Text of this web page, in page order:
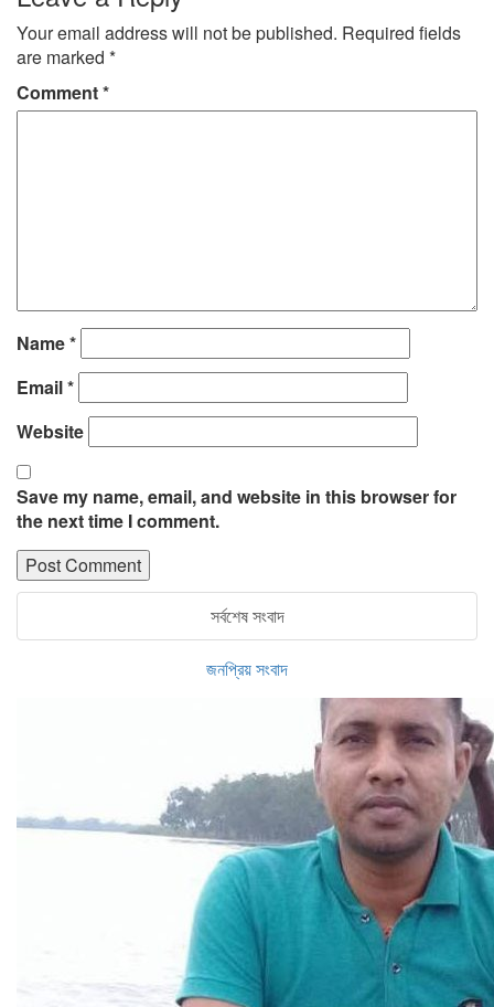
Your email address will not be published. Required fields
are marked *
Comment*
Name*
Email*
Website
Save my name, email, and website in this browser for
the next time I comment.
সর্বশেষ সংবাদ
জনপ্রিয় সংবাদ